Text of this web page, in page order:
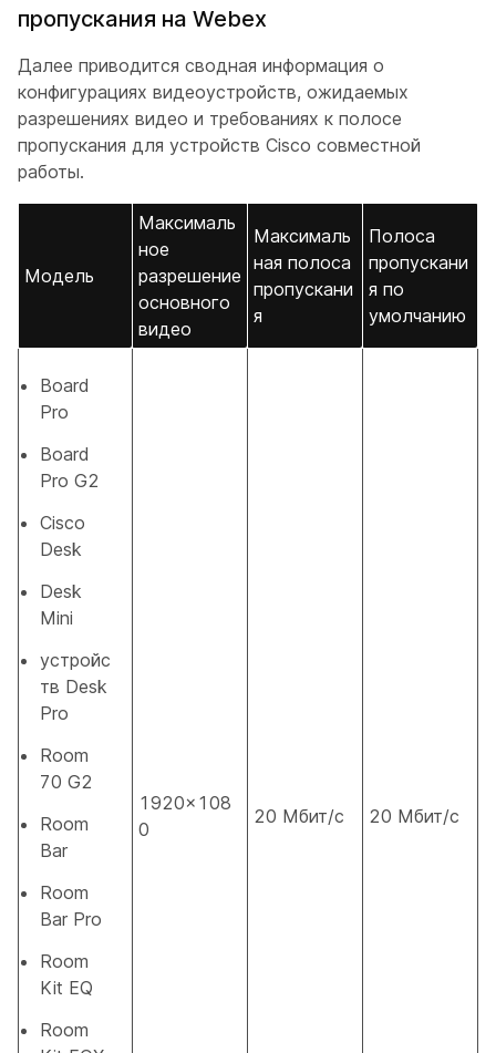
пропускания на Webex
Далее приводится сводная информация о
конфигурациях видеоустройств, ожидаемых
разрешениях видео и требованиях к полосе
пропускания для устройств Cisco совместной
работы.
Модель
Максималь
ное
разрешение
основного
видео
Максималь
ная полоса
пропускани
я
Полоса
пропускани
я по
умолчанию
Board
Pro
Board
Pro G2
Cisco
Desk
Desk
Mini
устройс
тв Desk
Pro
Room
70 G2
Room
Bar
Room
Bar Pro
Room
Kit EQ
Room
1920×108
0
20 Мбит/с 20 Мбит/с